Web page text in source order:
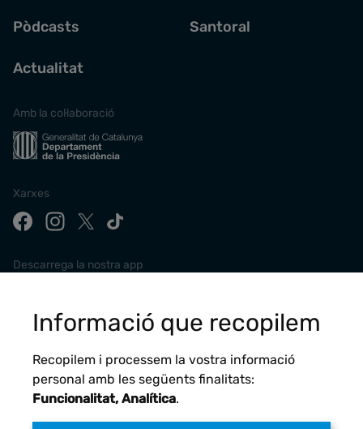
Pòdcasts
Actualitat
Santoral
Amb la col·laboració
Xarxes
Descarrega la nostra app
Informació que recopilem
Recopilem i processem la vostra informació
personal amb les següents finalitats:
Funcionalitat, Analítica.